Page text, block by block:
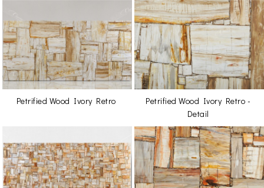
Petrified Wood Ivory Retro
Petrified Wood Ivory Retro -
Detail